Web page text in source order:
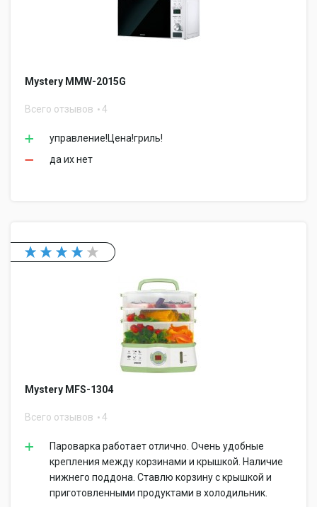
Mystery MMW-2015G
Всего отзывов 4
управление!Цена!гриль!
да их нет
Mystery MFS-1304
Всего отзывов 4
Пароварка работает отлично. Очень удобные
крепления между корзинами и крышкой. Наличие
нижнего поддона. Ставлю корзину с крышкой и
приготовленными продуктами в холодильник.